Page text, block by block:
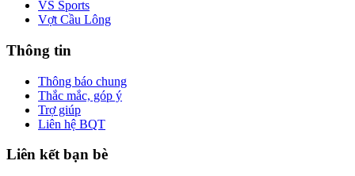
VS Sports
Vợt Cầu Lông
Thông tin
Thông báo chung
Thắc mắc, góp ý
Trợ giúp
Liên hệ BQT
Liên kết bạn bè